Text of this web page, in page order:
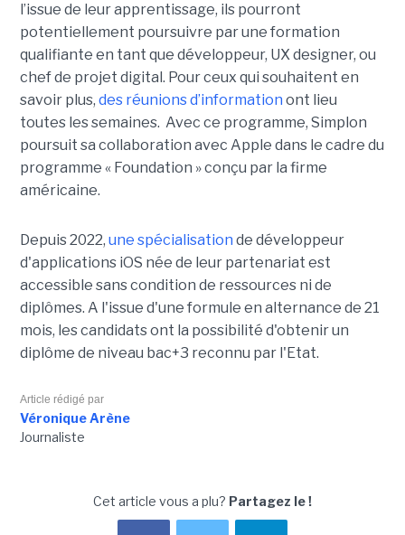
l’issue de leur apprentissage, ils pourront
potentiellement poursuivre par une formation
qualifiante en tant que développeur, UX designer, ou
chef de projet digital. Pour ceux qui souhaitent en
savoir plus, des réunions d’information ont lieu
toutes les semaines. Avec ce programme, Simplon
poursuit sa collaboration avec Apple dans le cadre du
programme « Foundation » conçu par la firme
américaine.
Depuis 2022, une spécialisation de développeur
d'applications iOS née de leur partenariat est
accessible sans condition de ressources ni de
diplômes. A l'issue d'une formule en alternance de 21
mois, les candidats ont la possibilité d'obtenir un
diplôme de niveau bac+3 reconnu par l'Etat.
Article rédigé par
Véronique Arène
Journaliste
Cet article vous a plu? Partagez le !